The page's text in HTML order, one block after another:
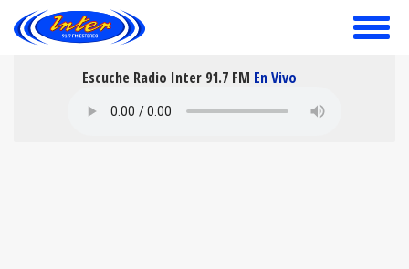
toggle
Escuche Radio Inter 91.7 FM En Vivo